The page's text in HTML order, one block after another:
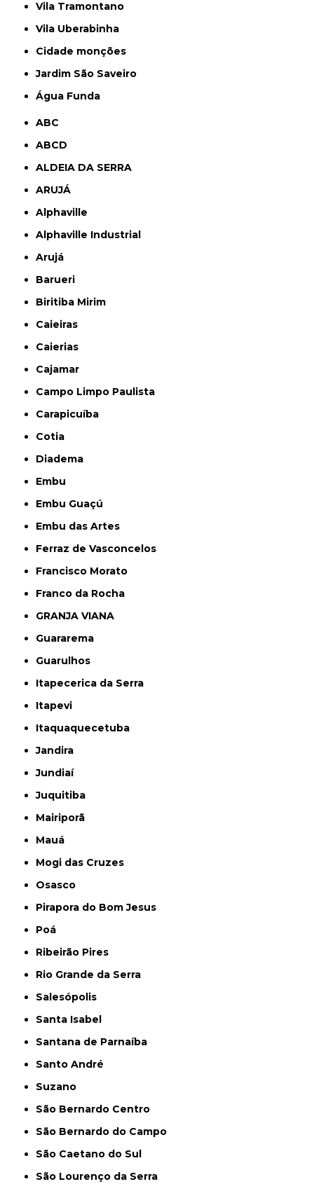
Vila Tramontano
Vila Uberabinha
cidade monções
jardim São Saveiro
Água Funda
ABC
ABCD
ALDEIA DA SERRA
ARUJÁ
Alphaville
Alphaville Industrial
Arujá
Barueri
Biritiba Mirim
Caieiras
Caierias
Cajamar
Campo Limpo Paulista
Carapicuíba
Cotia
Diadema
Embu
Embu Guaçú
Embu das Artes
Ferraz de Vasconcelos
Francisco Morato
Franco da Rocha
GRANJA VIANA
Guararema
Guarulhos
Itapecerica da Serra
Itapevi
Itaquaquecetuba
Jandira
Jundiaí
Juquitiba
Mairiporã
Mauá
Mogi das Cruzes
Osasco
Pirapora do Bom Jesus
Poá
Ribeirão Pires
Rio Grande da Serra
Salesópolis
Santa Isabel
Santana de Parnaíba
Santo André
Suzano
São Bernardo Centro
São Bernardo do Campo
São Caetano do Sul
São Lourenço da Serra